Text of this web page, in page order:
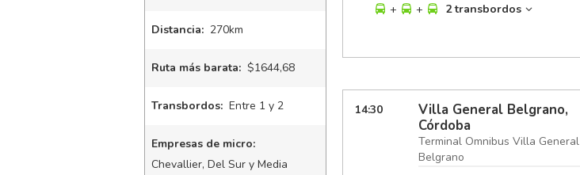
Distancia: 270km
Ruta más barata: $1644,68
Transbordos: Entre 1 y 2
Empresas de micro:
Chevallier, Del Sur y Media
+
+ 2 transbordos
14:30
Villa General Belgrano,
Córdoba
Terminal Omnibus Villa General
Belgrano